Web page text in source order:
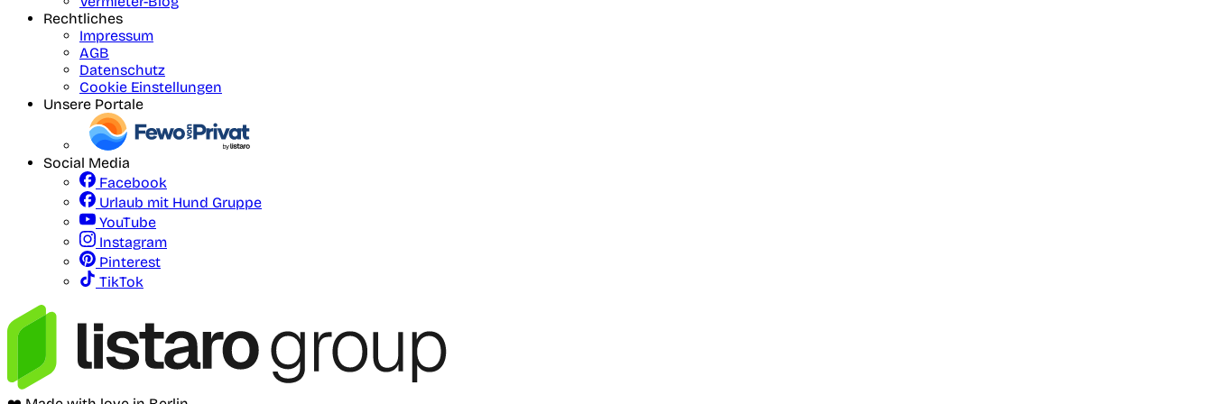
Rechtliches
Impressum
AGB
Datenschutz
Cookie Einstellungen
Unsere Portale
Social Media
Facebook
Urlaub mit Hund Gruppe
YouTube
Instagram
Pinterest
TikTok